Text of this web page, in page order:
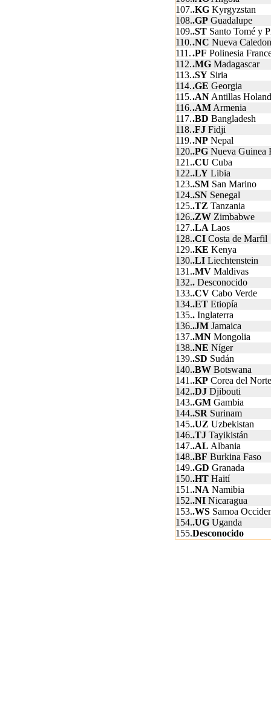
107..KG Kyrgyzstan
108..GP Guadalupe
109..ST Santo Tomé y
110..NC Nueva
111..PF Polinesia
112..MG Madagascar
113..SY Siria
114..GE Georgia
115..AN Antillas
116..AM Armenia
117..BD Bangladesh
118..FJ Fidji
119..NP Nepal
120..PG Nueva Guinea
121..CU Cuba
122..LY Libia
123..SM San Marino
124..SN Senegal
125..TZ Tanzania
126..ZW Zimbabwe
127..LA Laos
128..CI Costa de Marfil
129..KE Kenya
130..LI Liechtenstein
131..MV Maldivas
132.. Desconocido
133..CV Cabo Verde
134..ET Etiopía
135.. Inglaterra
136..JM Jamaica
137..MN Mongolia
138..NE Níger
139..SD Sudán
140..BW Botswana
141..KP Corea del Norte
142..DJ Djibouti
143..GM Gambia
144..SR Surinam
145..UZ Uzbekistan
146..TJ Tayikistán
147..AL Albania
148..BF Burkina Faso
149..GD Granada
150..HT Haití
151..NA Namibia
152..NI Nicaragua
153..WS Samoa
154..UG Uganda
155.Desconocido